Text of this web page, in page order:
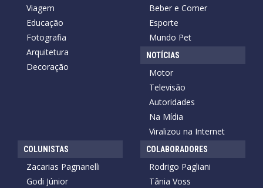
Viagem
Educação
Fotografia
Arquitetura
Decoração
Beber e Comer
Esporte
Mundo Pet
NOTÍCIAS
Motor
Televisão
Autoridades
Na Mídia
Viralizou na Internet
COLUNISTAS
Zacarias Pagnanelli
Godi Júnior
COLABORADORES
Rodrigo Pagliani
Tânia Voss